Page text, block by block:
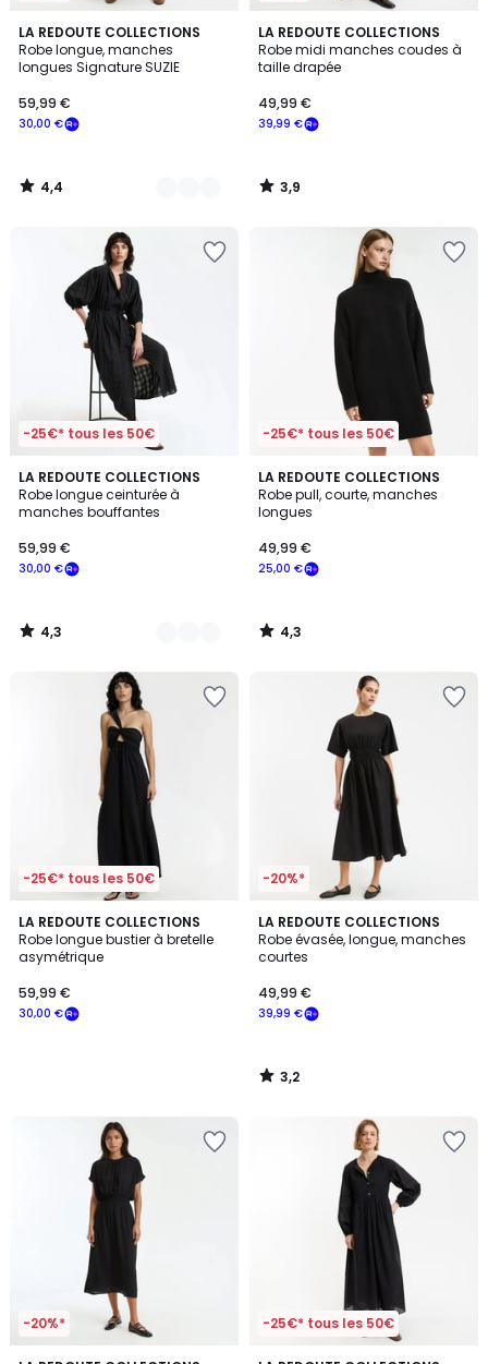
LA REDOUTE COLLECTIONS
Robe longue, manches
longues Signature SUZIE
30,00 €
59,99 €
4,4
/ 5
2
Couleurs
4,4
/
LA REDOUTE COLLECTIONS
Robe midi manches coudes à
taille drapée
39,99 €
49,99 €
3,9
/ 5
3,9
/
-25€* tous les 50€
LA REDOUTE COLLECTIONS
Robe longue ceinturée à
manches bouffantes
30,00 €
59,99 €
4,3
/ 5
2
Couleurs
4,3
/
-25€* tous les 50€
LA REDOUTE COLLECTIONS
Robe pull, courte, manches
longues
25,00 €
49,99 €
4,3
/ 5
4,3
/
-25€* tous les 50€
LA REDOUTE COLLECTIONS
Robe longue bustier à bretelle
asymétrique
30,00 €
59,99 €
-20%*
LA REDOUTE COLLECTIONS
Robe évasée, longue, manches
courtes
39,99 €
49,99 €
3,2
/ 5
3,2
/
-20%* -25€* tous les 50€